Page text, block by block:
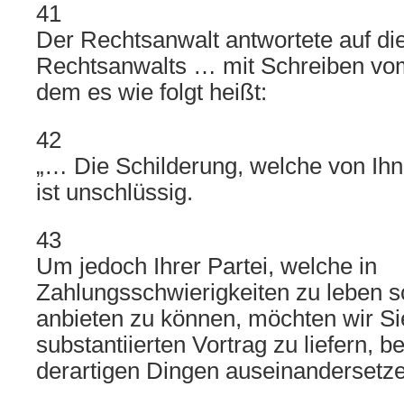
41
Der Rechtsanwalt antwortete auf
Rechtsanwalts … mit Schreiben
dem es wie folgt heißt:
42
„… Die Schilderung, welche von
ist unschlüssig.
43
Um jedoch Ihrer Partei, welche in
Zahlungsschwierigkeiten zu leben
anbieten zu können, möchten wir
substantiierten Vortrag zu liefern,
derartigen Dingen